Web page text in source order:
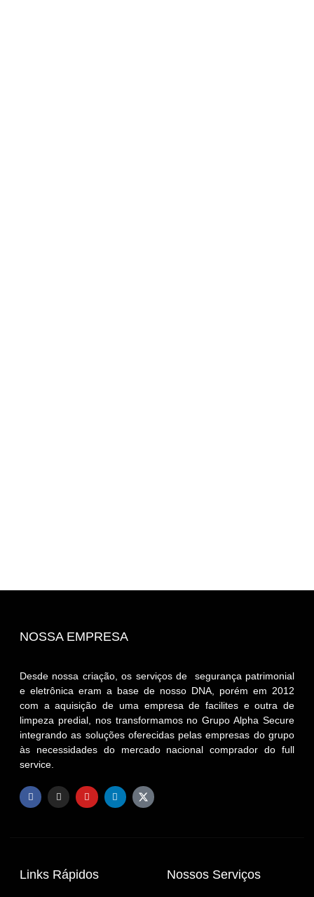
NOSSA EMPRESA
Desde nossa criação, os serviços de segurança patrimonial
e eletrônica eram a base de nosso DNA, porém em 2012
com a aquisição de uma empresa de facilites e outra de
limpeza predial, nos transformamos no Grupo Alpha Secure
integrando as soluções oferecidas pelas empresas do grupo
às necessidades do mercado nacional comprador do full
service.
Links Rápidos Nossos Serviços